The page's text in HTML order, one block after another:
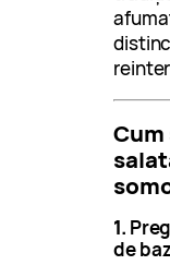
1.
de